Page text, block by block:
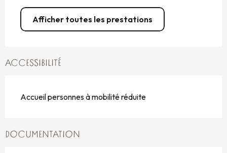
Afficher toutes les prestations
ACCESSIBILITÉ
Accueil personnes à mobilité réduite
DOCUMENTATION